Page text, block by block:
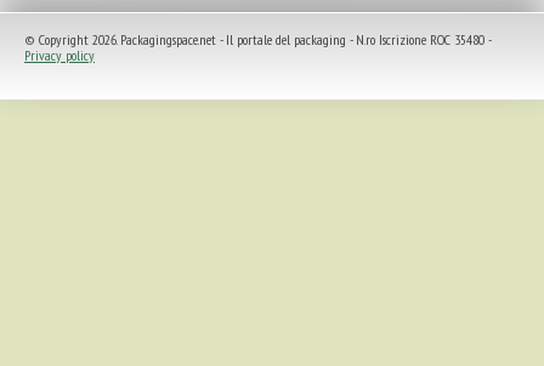
© Copyright 2026. Packagingspace.net - Il portale del packaging - N.ro Iscrizione ROC 35480 -
Privacy policy